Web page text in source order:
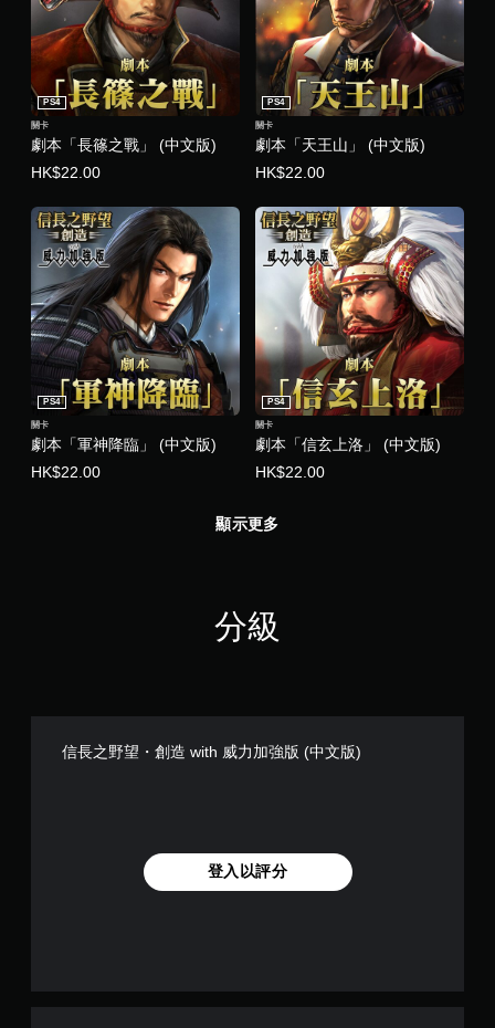
劇本「長篠之戰」 (中文版)
PS4
關卡
HK$22.00
劇本「天王山」 (中文版)
PS4
關卡
HK$22.00
劇本「軍神降臨」 (中文版)
PS4
關卡
HK$22.00
劇本「信玄上洛」 (中文版)
PS4
關卡
HK$22.00
顯示更多
分級
信長之野望・創造 with 威力加強版 (中文版)
登入以評分